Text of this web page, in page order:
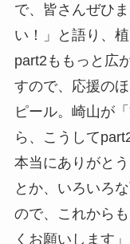
で、皆さんぜひ
い！」と語り、
part2ももっと広
すので、応援の
ピール。崎山が
ら、こうして
本当にありがと
とか、いろいろ
ので、これから
くお願いします